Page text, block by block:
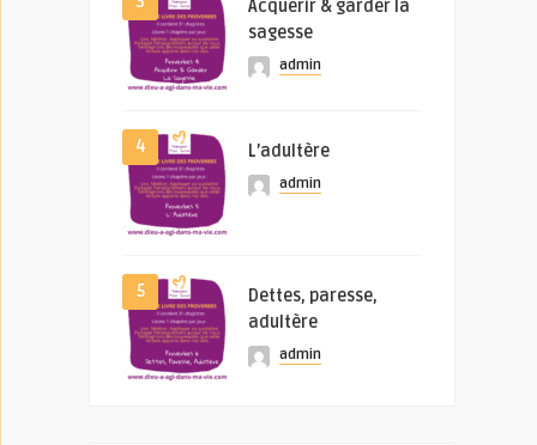
Acquérir & garder la
sagesse
admin
4 L’adultère
admin
5
Dettes, paresse,
adultère
admin